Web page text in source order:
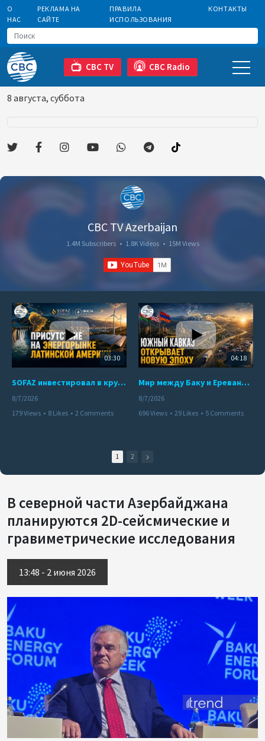
О
НАС
РЕКЛАМА НА
САЙТЕ
ПРАВИЛА
ИСПОЛЬЗОВАНИЯ
КОНТАКТЫ
CBC TV CBC Radio
8 августа, суббота
CBC TV Azerbaijan
1.4M Subscribers • 1.8K Videos • 15M Views
03:30
SOFAZ инвестировал в крупнейшего независимого производителя электроэнергии Перу
8/7/2026
179 Views • 8 Likes • 2 Comments
04:18
Мир между Баку и Ереваном запускает крупные логистические проекты
8/7/2026
696 Views • 29 Likes • 5 Comments
1 2
В северной части Азербайджана
планируются 2D-сейсмические и
гравиметрические исследования
13:48 - 2 июня 2026